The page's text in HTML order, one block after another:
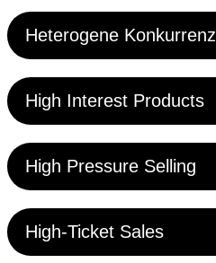
Heterogene Konkurrenz
High Interest Products
High Pressure Selling
High-Ticket Sales